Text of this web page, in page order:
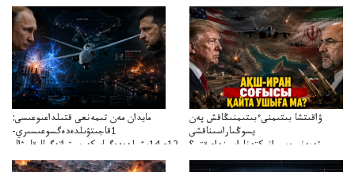
مايدان مەن تىمەنعى قتىلداعىوعىسى:
1قاجىتۋىلدەدەگسوعىسىري-
سترات12ي14ىشىلدەدەگىاسكەريستراتەگيالىقاحۋال
ۋاقىتشا بىتىمنىءبىتىمنىڭاقش پەن
يسوڭىاراسىناقشى
تەپەنىرەسيرانىكتەناراسىنداعىقتى؟
تەكەتىرەسنەلىكتەنقايتاۋشىقتى؟